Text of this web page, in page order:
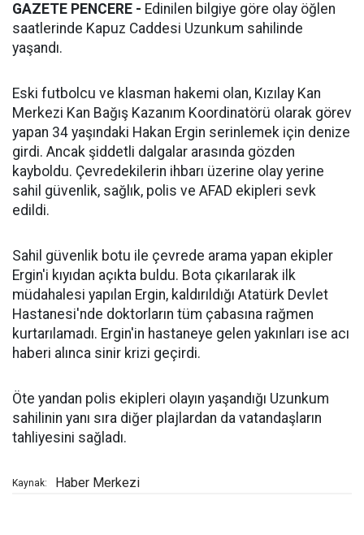
GAZETE PENCERE - Edinilen bilgiye göre olay öğlen
saatlerinde Kapuz Caddesi Uzunkum sahilinde
yaşandı.
Eski futbolcu ve klasman hakemi olan, Kızılay Kan
Merkezi Kan Bağış Kazanım Koordinatörü olarak görev
yapan 34 yaşındaki Hakan Ergin serinlemek için denize
girdi. Ancak şiddetli dalgalar arasında gözden
kayboldu. Çevredekilerin ihbarı üzerine olay yerine
sahil güvenlik, sağlık, polis ve AFAD ekipleri sevk
edildi.
Sahil güvenlik botu ile çevrede arama yapan ekipler
Ergin'i kıyıdan açıkta buldu. Bota çıkarılarak ilk
müdahalesi yapılan Ergin, kaldırıldığı Atatürk Devlet
Hastanesi'nde doktorların tüm çabasına rağmen
kurtarılamadı. Ergin'in hastaneye gelen yakınları ise acı
haberi alınca sinir krizi geçirdi.
Öte yandan polis ekipleri olayın yaşandığı Uzunkum
sahilinin yanı sıra diğer plajlardan da vatandaşların
tahliyesini sağladı.
Kaynak: Haber Merkezi